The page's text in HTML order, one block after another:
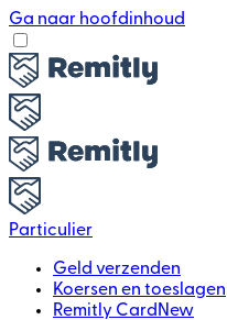
Ga naar hoofdinhoud
Particulier
Geld verzenden
Koersen en toeslagen
Remitly Card New